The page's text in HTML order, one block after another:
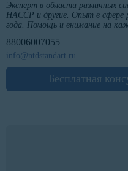
Эксперт в области различных
HACCP и другие. Опыт в сфере
года. Помощь и внимание на
88006007055
info@ntdstandart.ru
Бесплатная